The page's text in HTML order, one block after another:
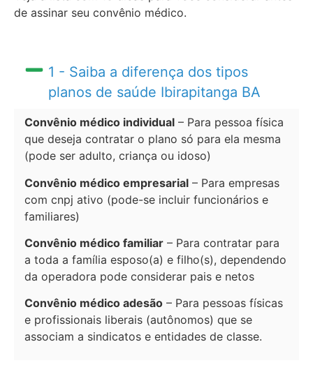
de assinar seu convênio médico.
1 - Saiba a diferença dos tipos
planos de saúde Ibirapitanga BA
Convênio médico individual – Para pessoa física
que deseja contratar o plano só para ela mesma
(pode ser adulto, criança ou idoso)
Convênio médico empresarial – Para empresas
com cnpj ativo (pode-se incluir funcionários e
familiares)
Convênio médico familiar – Para contratar para
a toda a família esposo(a) e filho(s), dependendo
da operadora pode considerar pais e netos
Convênio médico adesão – Para pessoas físicas
e profissionais liberais (autônomos) que se
associam a sindicatos e entidades de classe.